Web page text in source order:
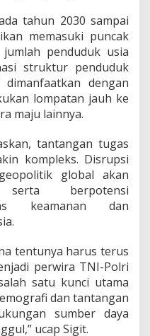
tahun 2030 sampai
memasuki puncak
penduduk usia
struktur penduduk
dengan
lompatan jauh ke
maju lainnya.
tantangan tugas
kompleks. Disrupsi
global akan
berpotensi
keamanan dan
tentunya harus terus
perwira TNI-Polri
satu kunci utama
dan tantangan
sumber daya
ucap Sigit.